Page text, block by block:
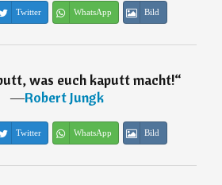
Twitter WhatsApp Bild
was euch kaputt macht!“
―Robert Jungk
Twitter WhatsApp Bild